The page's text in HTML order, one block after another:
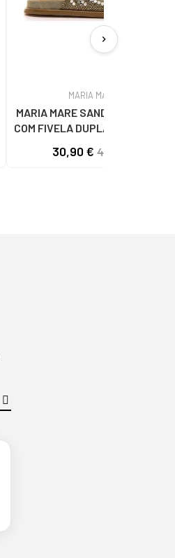
MARIA MARE
MARIA MARE SANDÁLIAS RASAS
COM FIVELA DUPLA E DETALHES
30,90 € 45,95 €
chevron_right